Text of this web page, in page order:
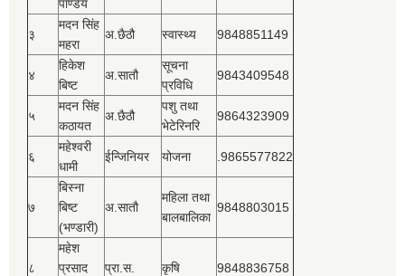
पाण्डेय
३
मदन सिंह
महरा
अ.छैठौ स्वास्थ्य 9848851149
४
हिकेश
बिष्‍ट
अ.सातौ
सूचना
प्रविधि
9843409548
५
मदन सिंह
कठायत
अ.छैठौ
पशु तथा
भेटेरिनरि
9864323909
६
महेश्‍वरी
धामी
ईन्जिनियर योजना .9865577822
७
बिस्‍ना
बिष्‍ट
(भण्डारी)
अ.सातौ
महिला तथा
बालबालिका
9848803015
८
महेश
प्रसाद
प्रा.स. कृषि 9848836758